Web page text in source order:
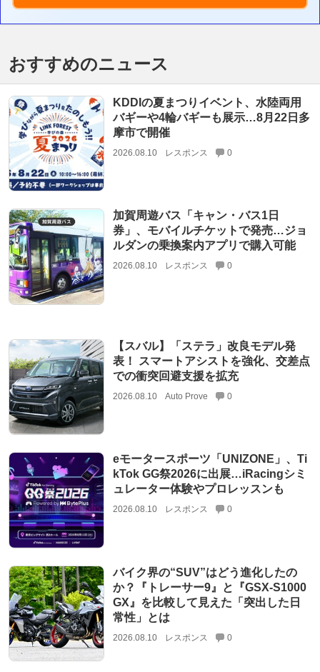
おすすめのニュース
KDDIの夏まつりイベント、水陸両用
バギーや4輪バギーも展示…8月22日多
摩市で開催
2026.08.10 レスポンス 0
加賀周遊バス「キャン・バス1日
券」、モバイルチケットで発売…ジョ
ルダンの乗換案内アプリで購入可能
2026.08.10 レスポンス 0
【スバル】「ステラ」改良モデル発
表！ スマートアシストを強化、交差点
での衝突回避支援を拡充
2026.08.10 Auto Prove 0
eモータースポーツ「UNIZONE」、Ti
kTok GG祭2026に出展…iRacingシミ
ュレーター体験やプロレッスンも
2026.08.10 レスポンス 0
バイク界の“SUV”はどう進化したの
か？『トレーサー9』と『GSX-S1000
GX』を比較して見えた「突出した日
常性」とは
2026.08.10 レスポンス 0